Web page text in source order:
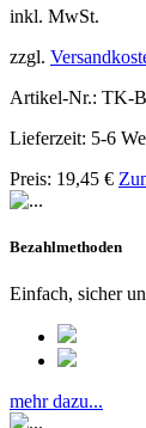
inkl. MwSt.
zzgl.
Artikel-Nr.: TK-
Lieferzeit: 5-6
Preis: 19,45 €
Bezahlmethoden
Einfach, sicher
mehr dazu...